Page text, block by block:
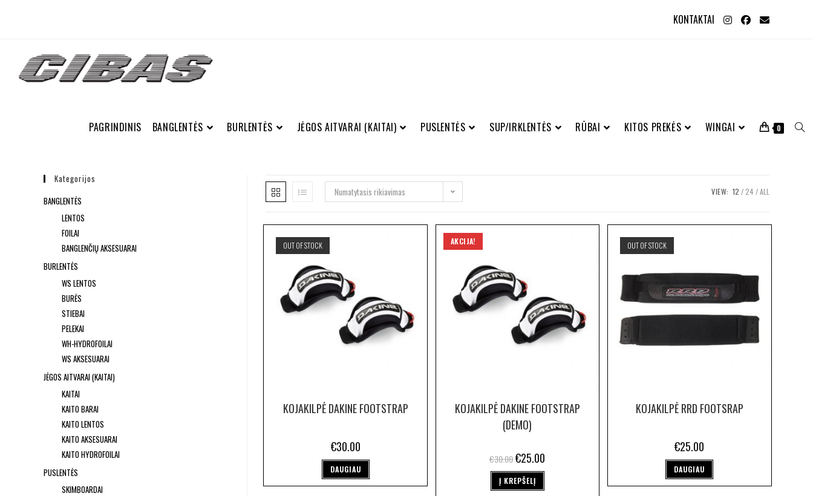
KONTAKTAI
PAGRINDINIS BANGLENTĖS BURLENTĖS JĖGOS AITVARAI (KAITAI) PUSLENTĖS SUP/IRKLENTĖS RŪBAI KITOS PREKĖS WINGAI 0
Numatytasis rikiavimas VIEW: 12 24 ALL
OUT OF STOCK
KOJAKILPĖ DAKINE FOOTSTRAP
€30.00
DAUGIAU
AKCIJA!
KOJAKILPĖ DAKINE FOOTSTRAP
(DEMO)
€30.00€25.00
Į KREPŠELĮ
OUT OF STOCK
KOJAKILPĖ RRD FOOTSRAP
€25.00
DAUGIAU
Kategorijos
BANGLENTĖS
LENTOS
FOILAI
BANGLENČIŲ AKSESUARAI
BURLENTĖS
WS LENTOS
BURĖS
STIEBAI
PELEKAI
WH-HYDROFOILAI
WS AKSESUARAI
JĖGOS AITVARAI (KAITAI)
KAITAI
KAITO BARAI
KAITO LENTOS
KAITO AKSESUARAI
KAITO HYDROFOILAI
PUSLENTĖS
SKIMBOARDAI